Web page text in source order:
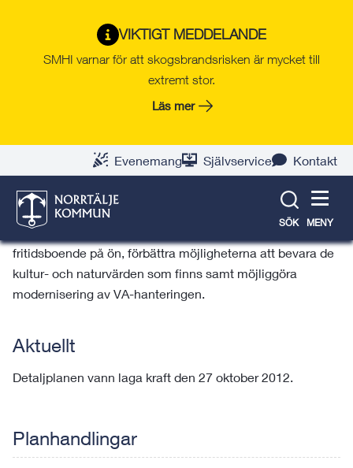
VIKTIGT MEDDELANDE
SMHI varnar för att skogsbrandsrisken är mycket till
extremt stor.
Läs mer
Evenemang Självservice Kontakt
SÖK MENY
Norrtälje växer
Solö 1:5 och 1:15
Beskrivning
Planens syfte är att pröva lämpligheten av åtgärder för att
utveckla befintlig konferensverksamhet och befintligt
fritidsboende på ön, förbättra möjligheterna att bevara de
kultur- och naturvärden som finns samt möjliggöra
modernisering av VA-hanteringen.
Aktuellt
Detaljplanen vann laga kraft den 27 oktober 2012.
Planhandlingar